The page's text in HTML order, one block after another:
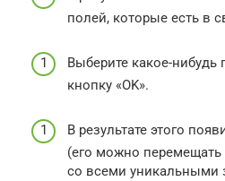
полей, которые есть в
Выберите какое-
кнопку «OK».
В результате этого
(его можно
со всеми уникальными